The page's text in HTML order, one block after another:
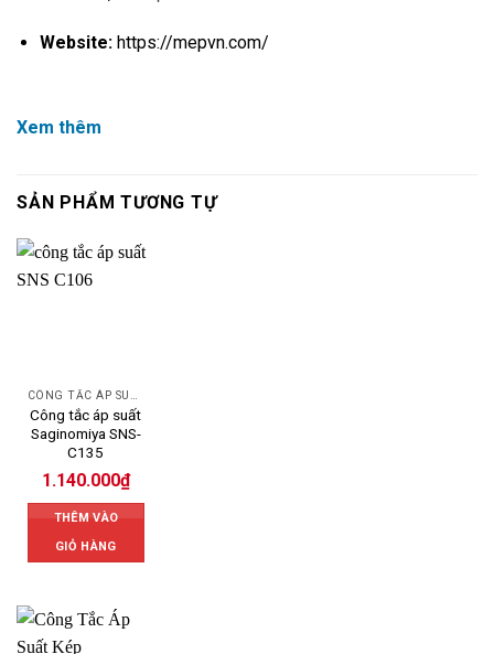
Website: https://mepvn.com/
Xem thêm
SẢN PHẨM TƯƠNG TỰ
Công tắc áp suất
Saginomiya SNS-
C135
1.140.000₫
THÊM VÀO
GIỎ HÀNG